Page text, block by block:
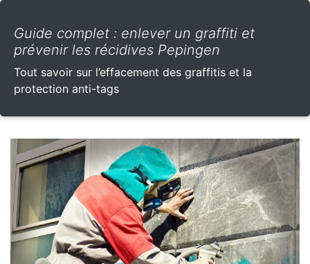
Guide complet : enlever un graffiti et
prévenir les récidives Pepingen
Tout savoir sur l’effacement des graffitis et la
protection anti-tags